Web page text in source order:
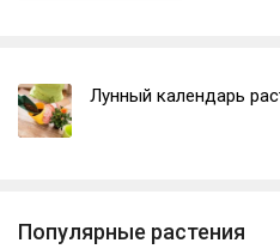
Лунный календарь
Популярные растения